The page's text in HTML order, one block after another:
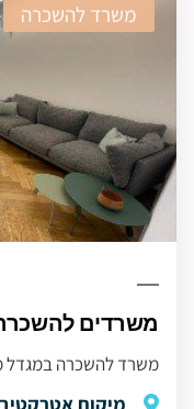
משרד להשכרה
משרדים
משרד להשכרה במגדל